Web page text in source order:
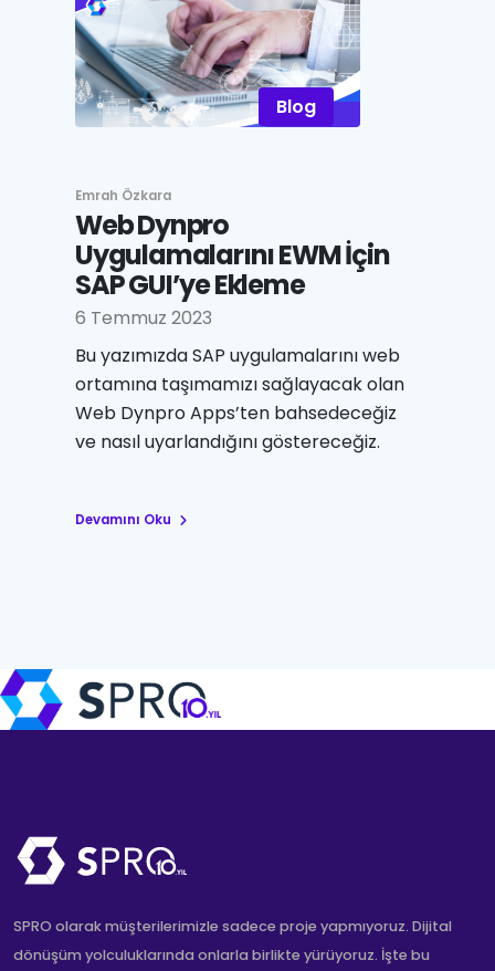
Blog
Emrah Özkara
Web Dynpro
Uygulamalarını EWM İçin
SAP GUI’ye Ekleme
6 Temmuz 2023
Bu yazımızda SAP uygulamalarını web
ortamına taşımamızı sağlayacak olan
Web Dynpro Apps’ten bahsedeceğiz
ve nasıl uyarlandığını göstereceğiz.
Devamını Oku
SPRO olarak müşterilerimizle sadece proje yapmıyoruz. Dijital
dönüşüm yolculuklarında onlarla birlikte yürüyoruz. İşte bu